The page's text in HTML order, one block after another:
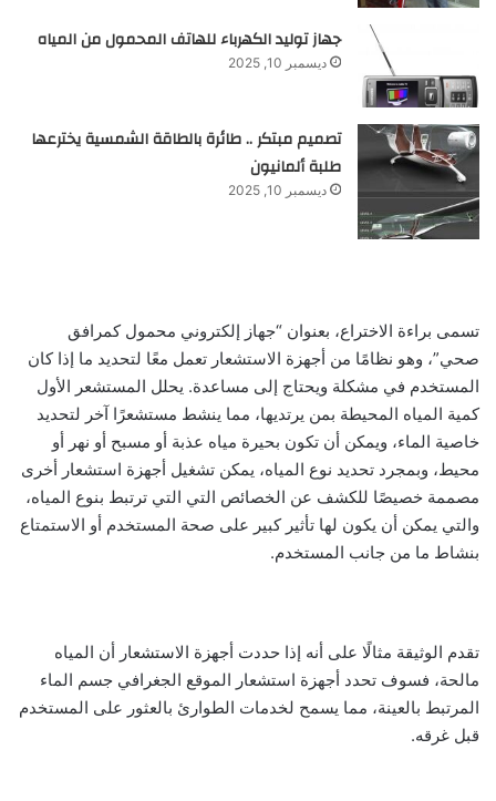
جهاز توليد الكهرباء للهاتف المحمول من المياه
ديسمبر 10, 2025
تصميم مبتكر .. طائرة بالطاقة الشمسية يخترعها
طلبة ألمانيون
ديسمبر 10, 2025
تسمى براءة الاختراع، بعنوان “جهاز إلكتروني محمول كمرافق
صحي”، وهو نظامًا من أجهزة الاستشعار تعمل معًا لتحديد ما إذا كان
المستخدم في مشكلة ويحتاج إلى مساعدة. يحلل المستشعر الأول
كمية المياه المحيطة بمن يرتديها، مما ينشط مستشعرًا آخر لتحديد
خاصية الماء، ويمكن أن تكون بحيرة مياه عذبة أو مسبح أو نهر أو
محيط، وبمجرد تحديد نوع المياه، يمكن تشغيل أجهزة استشعار أخرى
مصممة خصيصًا للكشف عن الخصائص التي التي ترتبط بنوع المياه،
والتي يمكن أن يكون لها تأثير كبير على صحة المستخدم أو الاستمتاع
بنشاط ما من جانب المستخدم.
تقدم الوثيقة مثالًا على أنه إذا حددت أجهزة الاستشعار أن المياه
مالحة، فسوف تحدد أجهزة استشعار الموقع الجغرافي جسم الماء
المرتبط بالعينة، مما يسمح لخدمات الطوارئ بالعثور على المستخدم
قبل غرقه.